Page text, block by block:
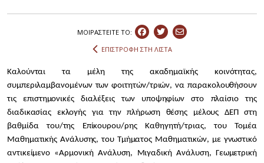
ΜΟΙΡΑΣΤEIΤΕ ΤΟ:
ΕΠΙΣΤΡΟΦΗ ΣΤΗ ΛΙΣΤΑ
Καλούνται τα μέλη της ακαδημαϊκής κοινότητας,
συμπεριλαμβανομένων των φοιτητών/τριών, να παρακολουθήσουν
τις επιστημονικές διαλέξεις των υποψηφίων στο πλαίσιο της
διαδικασίας εκλογής για την πλήρωση θέσης μέλους ΔΕΠστη
βαθμίδα του/της Επίκουρου/ρης Καθηγητή/τριας, του Τομέα
Μαθηματικής Ανάλυσης, του Τμήματος Μαθηματικών, με γνωστικό
αντικείμενο «Αρμονική Ανάλυση, Μιγαδική Ανάλυση, Γεωμετρική